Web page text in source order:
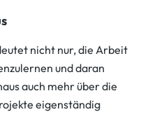
nicht nur, die Arbeit
und daran
auch mehr über die
eigenständig